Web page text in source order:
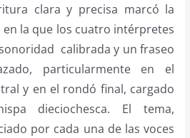
clara y precisa marcó la
la que los cuatro intérpretes
calibrada y un fraseo
particularmente en el
y en el rondó final, cargado
dieciochesca. El tema,
por cada una de las voces